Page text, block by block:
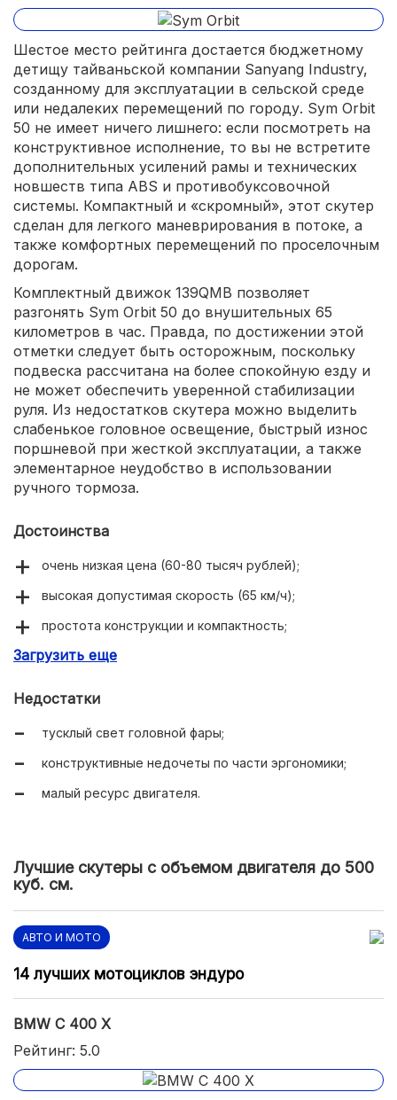
Шестое место рейтинга достается бюджетному
детищу тайваньской компании Sanyang Industry,
созданному для эксплуатации в сельской среде
или недалеких перемещений по городу. Sym Orbit
50 не имеет ничего лишнего: если посмотреть на
конструктивное исполнение, то вы не встретите
дополнительных усилений рамы и технических
новшеств типа ABS и противобуксовочной
системы. Компактный и «скромный», этот скутер
сделан для легкого маневрирования в потоке, а
также комфортных перемещений по проселочным
дорогам.
Комплектный движок 139QMB позволяет
разгонять Sym Orbit 50 до внушительных 65
километров в час. Правда, по достижении этой
отметки следует быть осторожным, поскольку
подвеска рассчитана на более спокойную езду и
не может обеспечить уверенной стабилизации
руля. Из недостатков скутера можно выделить
слабенькое головное освещение, быстрый износ
поршневой при жесткой эксплуатации, а также
элементарное неудобство в использовании
ручного тормоза.
Достоинства
очень низкая цена (60-80 тысяч рублей);
высокая допустимая скорость (65 км/ч);
простота конструкции и компактность;
удобное сиденье.
Загрузить еще
Недостатки
тусклый свет головной фары;
конструктивные недочеты по части эргономики;
малый ресурс двигателя.
Лучшие скутеры с объемом двигателя до 500
куб. см.
АВТО И МОТО
14 лучших мотоциклов эндуро
BMW C 400 X
Рейтинг: 5.0